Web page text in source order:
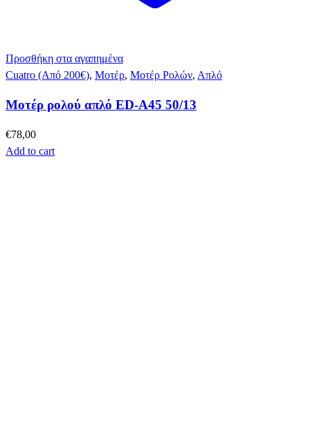
Προσθήκη στα αγαπημένα
Cuatro (Από 200€), Μοτέρ, Μοτέρ Ρολών, Απλό
Μοτέρ ρολού απλό ED-A45 50/13
€78,00
Add to cart